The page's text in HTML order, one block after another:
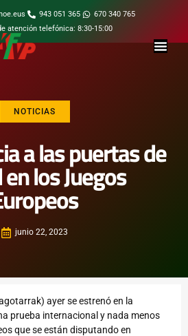
943 051 365
670 340 765
atención telefónica: 8:30-15:00
NOTICIAS
a las puertas de
los Juegos
junio 22, 2023
ayer se estrenó en la
prueba internacional y nada menos
que se están disputando en